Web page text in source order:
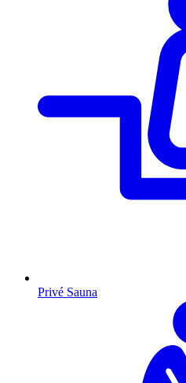
Privé Sauna